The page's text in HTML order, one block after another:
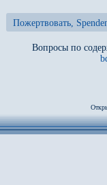
Пожертвовать,
Вопросы по